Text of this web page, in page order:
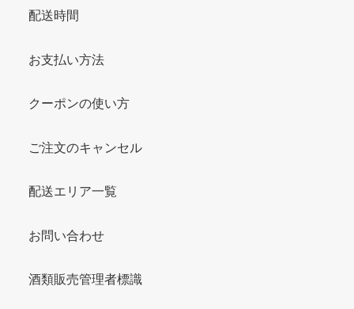
配送時間
お支払い方法
クーポンの使い方
ご注文のキャンセル
配送エリア一覧
お問い合わせ
酒類販売管理者標識